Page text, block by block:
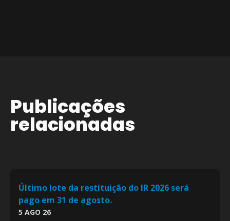
Publicações
relacionadas
Último lote da restituição do IR 2026 será
pago em 31 de agosto.
5 AGO 26